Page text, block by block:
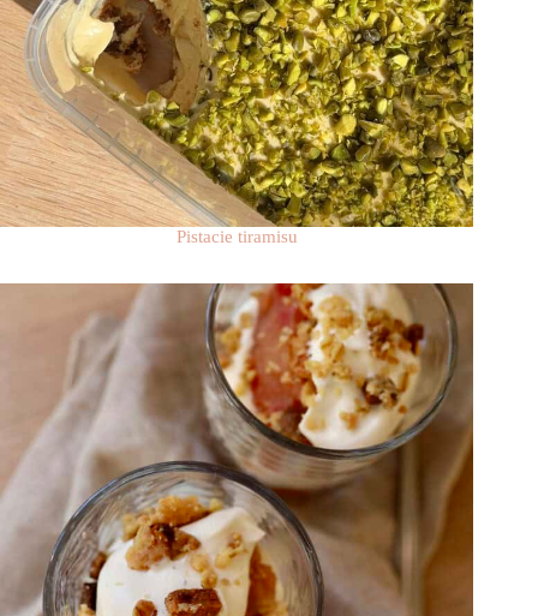
Pistacie tiramisu